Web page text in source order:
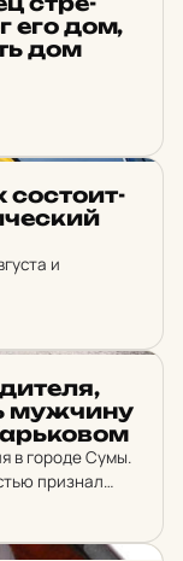
его дом,
дом
сос­то­ит­
и
муж­чи­ну
в городе Сумы.
признал